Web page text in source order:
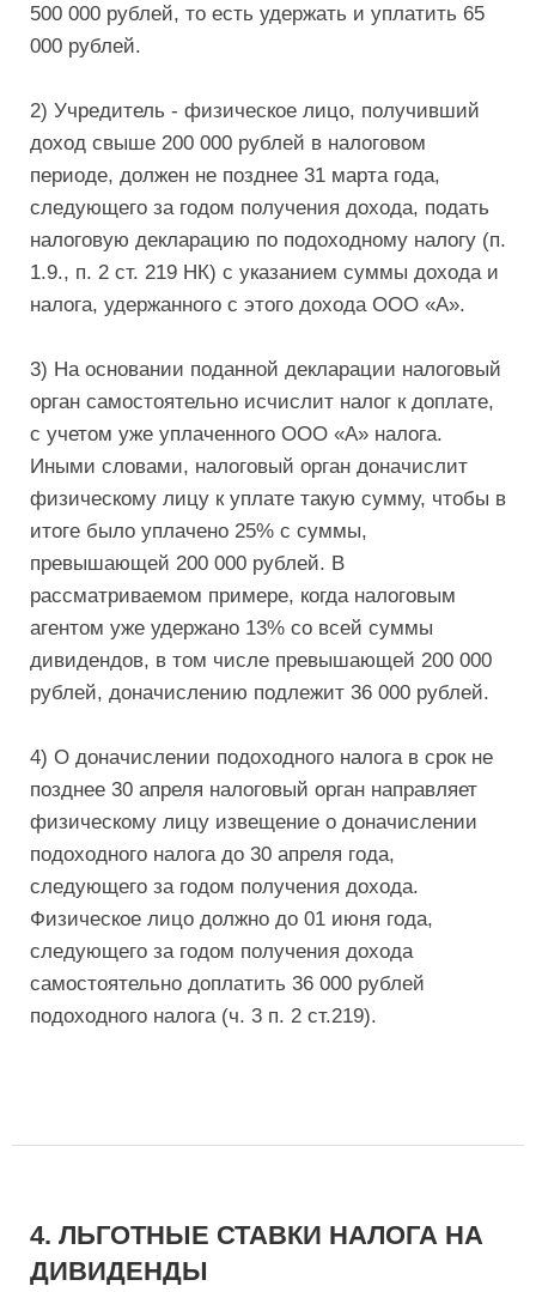
500 000 рублей, то есть удержать и уплатить 65
000 рублей.
2) Учредитель - физическое лицо, получивший
доход свыше 200 000 рублей в налоговом
периоде, должен не позднее 31 марта года,
следующего за годом получения дохода, подать
налоговую декларацию по подоходному налогу (п.
1.9., п. 2 ст. 219 НК) с указанием суммы дохода и
налога, удержанного с этого дохода ООО «А».
3) На основании поданной декларации налоговый
орган самостоятельно исчислит налог к доплате,
с учетом уже уплаченного ООО «А» налога.
Иными словами, налоговый орган доначислит
физическому лицу к уплате такую сумму, чтобы в
итоге было уплачено 25% с суммы,
превышающей 200 000 рублей. В
рассматриваемом примере, когда налоговым
агентом уже удержано 13% со всей суммы
дивидендов, в том числе превышающей 200 000
рублей, доначислению подлежит 36 000 рублей.
4) О доначислении подоходного налога в срок не
позднее 30 апреля налоговый орган направляет
физическому лицу извещение о доначислении
подоходного налога до 30 апреля года,
следующего за годом получения дохода.
Физическое лицо должно до 01 июня года,
следующего за годом получения дохода
самостоятельно доплатить 36 000 рублей
подоходного налога (ч. 3 п. 2 ст.219).
4. ЛЬГОТНЫЕ СТАВКИ НАЛОГА НА
ДИВИДЕНДЫ